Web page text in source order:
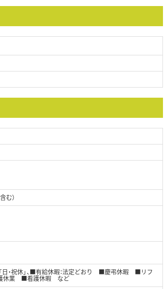
む）
・祝休」、■有給休暇：法定どおり ■慶弔休暇 ■リフ
休業 ■看護休暇 など